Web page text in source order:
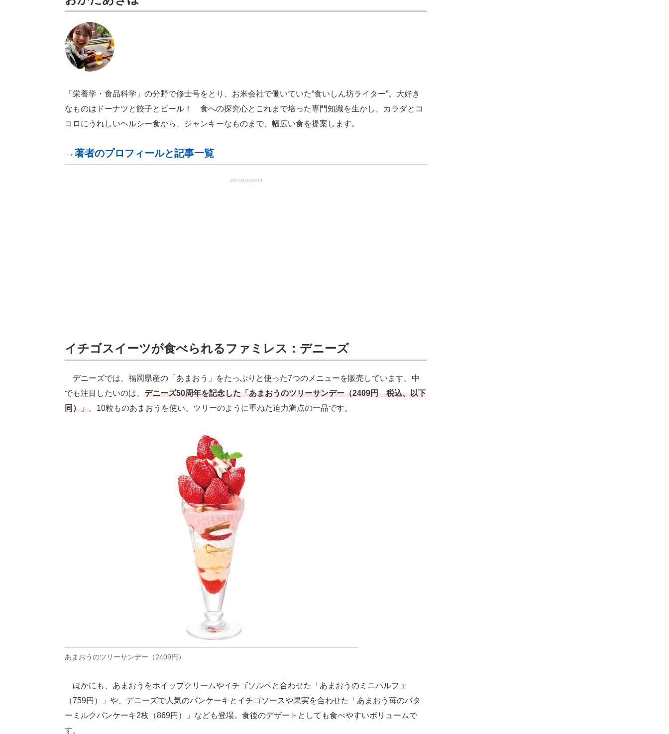
「栄養学・食品科学」の分野で修士号をとり、お米会社で働いていた“食いしん坊ライター”。大好き
なものはドーナツと餃子とビール！ 食への探究心とこれまで培った専門知識を生かし、カラダとコ
コロにうれしいヘルシー食から、ジャンキーなものまで、幅広い食を提案します。
→著者のプロフィールと記事一覧
advertisement
イチゴスイーツが食べられるファミレス：デニーズ
デニーズでは、福岡県産の「あまおう」をたっぷりと使った7つのメニューを販売しています。中
でも注目したいのは、 デニーズ50周年を記念した「あまおうのツリーサンデー（2409円 税込、以下
同）」。10粒ものあまおうを使い、ツリーのように重ねた迫力満点の一品です。
あまおうのツリーサンデー（2409円）
ほかにも、あまおうをホイップクリームやイチゴソルベと合わせた「あまおうのミニパルフェ
（759円）」や、デニーズで人気のパンケーキとイチゴソースや果実を合わせた「あまおう苺のバタ
ーミルクパンケーキ2枚（869円）」なども登場。食後のデザートとしても食べやすいボリュームで
す。